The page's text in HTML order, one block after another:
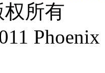
权所有